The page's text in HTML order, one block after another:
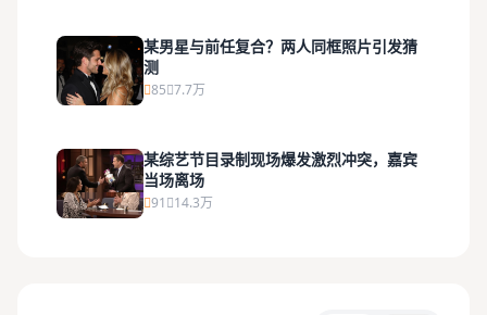
某男星与前任复合？两人同框照片引发猜
测
85 7.7万
某综艺节目录制现场爆发激烈冲突，嘉宾
当场离场
91 14.3万